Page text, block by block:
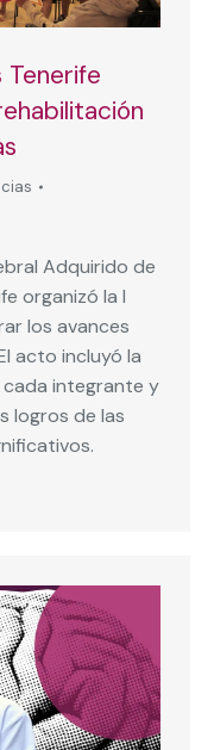
Tenerife
Adquirido de
organizó la I
los avances
acto incluyó la
integrante y
logros de las